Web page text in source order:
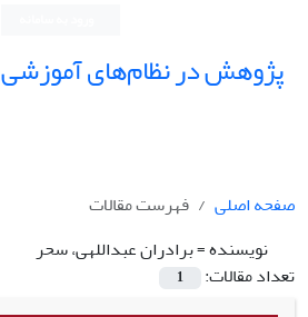
پژوهش در نظام‌های آموزشی
صفحه اصلی
فهرست مقالات
نویسنده =برادران عبداللهی، سحر
تعداد مقالات:
1